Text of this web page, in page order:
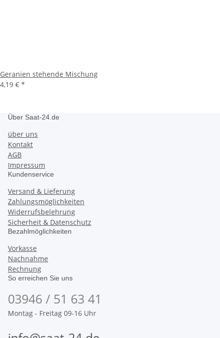
Geranien stehende Mischung
4,19 € *
Über Saat-24.de
über uns
Kontakt
AGB
Impressum
Kundenservice
Versand & Lieferung
Zahlungsmöglichkeiten
Widerrufsbelehrung
Sicherheit & Datenschutz
Bezahlmöglichkeiten
Vorkasse
Nachnahme
Rechnung
So erreichen Sie uns
03946 / 51 63 41
Montag - Freitag 09-16 Uhr